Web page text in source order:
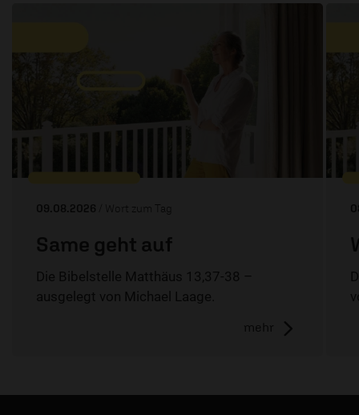
09.08.2026 / Wort zum Tag
Same geht auf
Die Bibelstelle Matthäus 13,37-38 –
ausgelegt von Michael Laage.
mehr